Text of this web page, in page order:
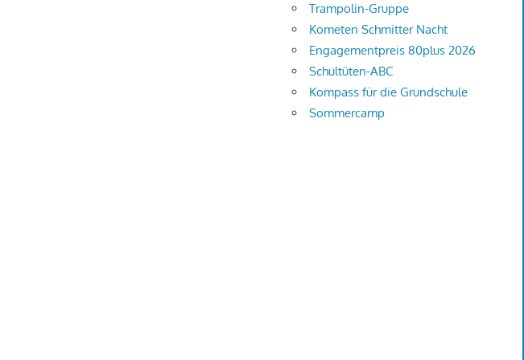
Trampolin-Gruppe
Kometen Schmitter Nacht
Engagementpreis 80plus 2026
Schultüten-ABC
Kompass für die Grundschule
Sommercamp